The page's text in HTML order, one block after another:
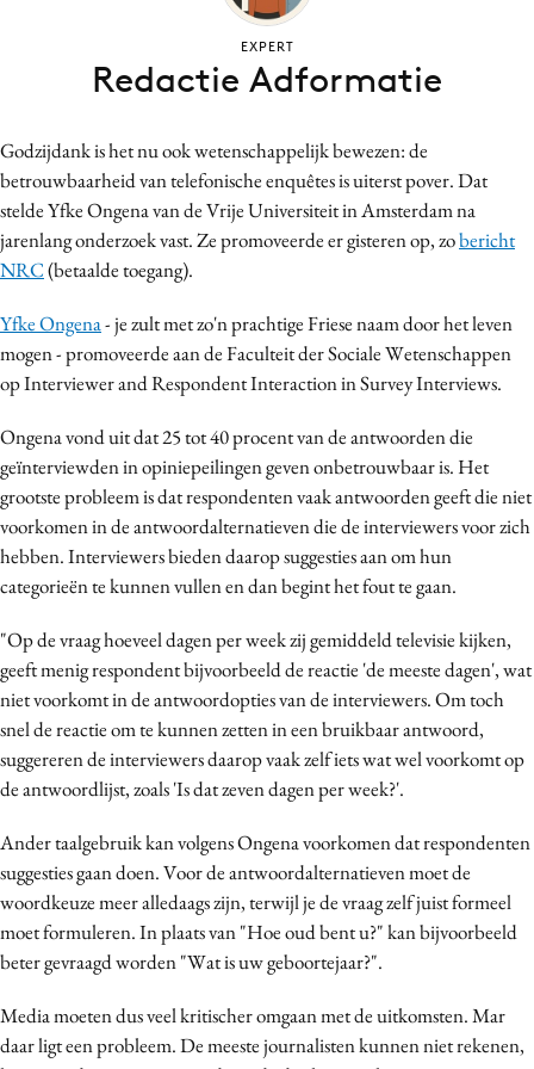
Craft
Customer Experience
Data & Insights
Design
Diversiteit
Effectiviteit
Influencer marketing
Interne communicatie
Martech
Media
Merkstrategie
PR
Programmatic
Purpose Marketing
Reputatie & crisis
Godzijdank is het nu ook wetenschappelijk bewezen: de
betrouwbaarheid van telefonische enquêtes is uiterst pover. Dat
stelde Yfke Ongena van de Vrije Universiteit in Amsterdam na
jarenlang onderzoek vast. Ze promoveerde er gisteren op, zobericht
NRC(betaalde toegang).
Yfke Ongena- je zult met zo'n prachtige Friese naam door het leven
mogen - promoveerde aan de Faculteit der Sociale Wetenschappen
op Interviewer and Respondent Interaction in Survey Interviews.
Ongena vond uit dat 25 tot 40 procent van de antwoorden die
geïnterviewden in opiniepeilingen geven onbetrouwbaar is. Het
grootste probleem is dat respondenten vaak antwoorden geeft die niet
voorkomen in de antwoordalternatieven die de interviewers voor zich
hebben. Interviewers bieden daarop suggesties aan om hun
categorieën te kunnen vullen en dan begint het fout te gaan.
"Op de vraag hoeveel dagen per week zij gemiddeld televisie kijken,
geeft menig respondent bijvoorbeeld de reactie 'de meeste dagen', wat
niet voorkomt in de antwoordopties van de interviewers. Om toch
snel de reactie om te kunnen zetten in een bruikbaar antwoord,
suggereren de interviewers daarop vaak zelf iets wat wel voorkomt op
de antwoordlijst, zoals 'Is dat zeven dagen per week?'.
Ander taalgebruik kan volgens Ongena voorkomen dat respondenten
suggesties gaan doen. Voor de antwoordalternatieven moet de
woordkeuze meer alledaags zijn, terwijl je de vraag zelf juist formeel
moet formuleren. In plaats van "Hoe oud bent u?" kan bijvoorbeeld
beter gevraagd worden "Wat is uw geboortejaar?".
Media moeten dus veel kritischer omgaan met de uitkomsten. Mar
daar ligt een probleem. De meeste journalisten kunnen niet rekenen,
EXPERT
Redactie Adformatie